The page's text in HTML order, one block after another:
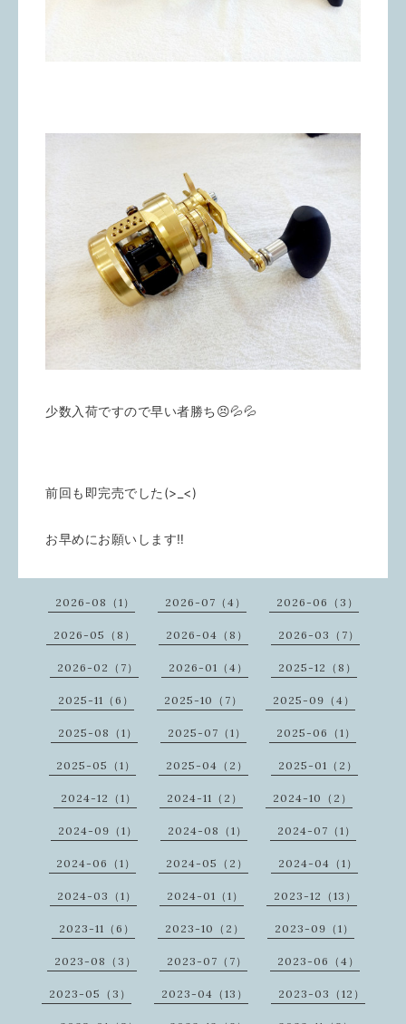
少数入荷ですので早い者勝ち😣💦💦
前回も即完売でした(>_<)
お早めにお願いします‼️
2026-08（1） 2026-07（4） 2026-06（3）
2026-05（8） 2026-04（8） 2026-03（7）
2026-02（7） 2026-01（4） 2025-12（8）
2025-11（6） 2025-10（7） 2025-09（4）
2025-08（1） 2025-07（1） 2025-06（1）
2025-05（1） 2025-04（2） 2025-01（2）
2024-12（1） 2024-11（2） 2024-10（2）
2024-09（1） 2024-08（1） 2024-07（1）
2024-06（1） 2024-05（2） 2024-04（1）
2024-03（1） 2024-01（1） 2023-12（13）
2023-11（6） 2023-10（2） 2023-09（1）
2023-08（3） 2023-07（7） 2023-06（4）
2023-05（3） 2023-04（13） 2023-03（12）